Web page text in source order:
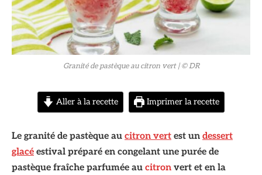
Granité de pastèque au citron vert | © DR
Aller à la recette Imprimer la recette
Le granité de pastèque au citron vert est un dessert
glacé estival préparé en congelant une purée de
pastèque fraîche parfumée au citron vert et en la